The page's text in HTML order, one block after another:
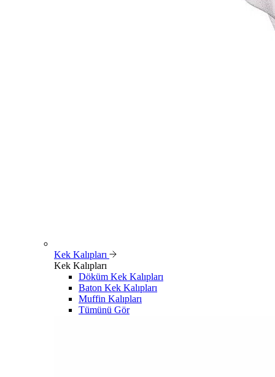
Kek Kalıpları
Kek Kalıpları
Döküm Kek Kalıpları
Baton Kek Kalıpları
Muffin Kalıpları
Tümünü Gör